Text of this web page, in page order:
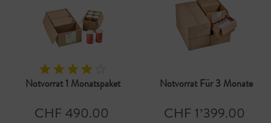
Notvorrat 1 Monatspaket
CHF 490.00
Notvorrat Für 3 Monate
CHF 1’399.00